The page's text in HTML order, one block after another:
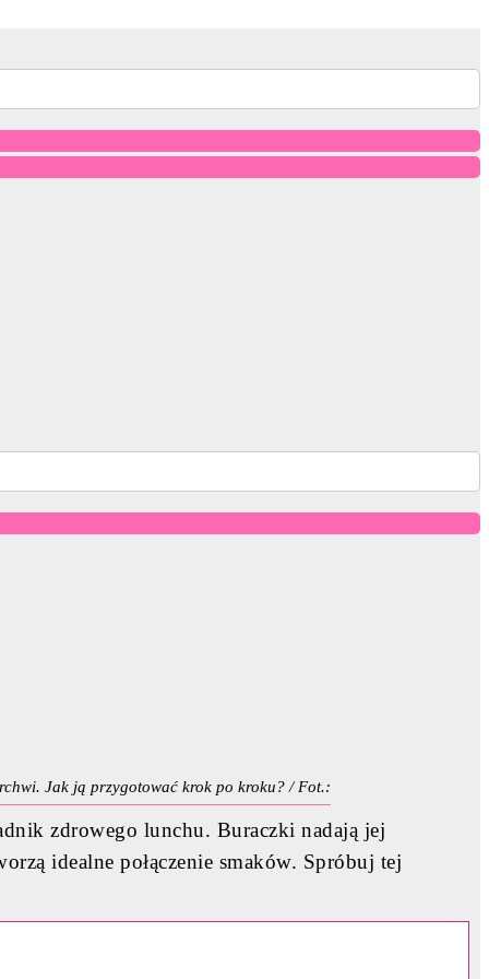
Jak ją przygotować krok po kroku? / Fot.:
zdrowego lunchu. Buraczki nadają jej
idealne połączenie smaków. Spróbuj tej